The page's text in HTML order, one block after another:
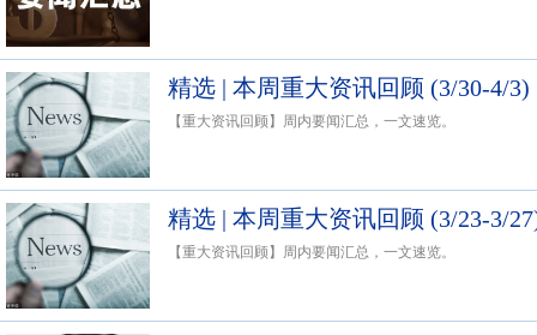
精选 | 本周重大资讯回顾 (3/30-4/3)
【重大资讯回顾】周内要闻汇总，一文速览。
精选 | 本周重大资讯回顾 (3/23-3/
【重大资讯回顾】周内要闻汇总，一文速览。